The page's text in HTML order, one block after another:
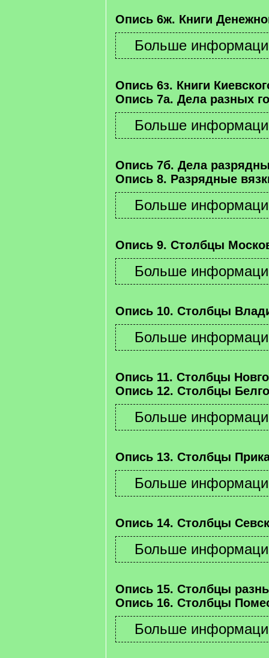
Опись 6ж. Книги
Опись 6з. Книги
Опись 7а. Дела разных
Опись 7б. Дела
Опись 8. Разрядные
Опись 9. Столбцы
Опись 10. Столбцы
Опись 11. Столбцы
Опись 12. Столбцы
Опись 13. Столбцы
Опись 14. Столбцы
Опись 15. Столбцы
Опись 16. Столбцы